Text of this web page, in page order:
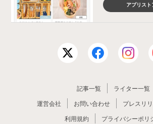
アプリス
記事一覧
ライター一覧
運営会社
お問い合わせ
プレスリ
利用規約
プライバシーポリ